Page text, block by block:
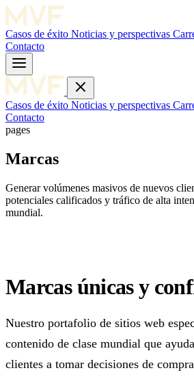
Casos de éxito Noticias y perspectivas
Contacto
Casos de éxito Noticias y perspectivas
Contacto
pages
Marcas
Generar volúmenes masivos de nuevos
potenciales calificados y tráfico de alta
mundial.
Marcas únicas y
Nuestro portafolio de sitios web
contenido de clase mundial que
clientes a tomar decisiones de